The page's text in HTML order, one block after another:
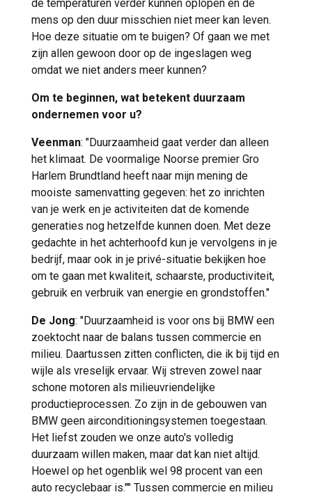
de temperaturen verder kunnen oplopen en de
mens op den duur misschien niet meer kan leven.
Hoe deze situatie om te buigen? Of gaan we met
zijn allen gewoon door op de ingeslagen weg
omdat we niet anders meer kunnen?
Om te beginnen, wat betekent duurzaam
ondernemen voor u?
Veenman: "Duurzaamheid gaat verder dan alleen
het klimaat. De voormalige Noorse premier Gro
Harlem Brundtland heeft naar mijn mening de
mooiste samenvatting gegeven: het zo inrichten
van je werk en je activiteiten dat de komende
generaties nog hetzelfde kunnen doen. Met deze
gedachte in het achterhoofd kun je vervolgens in je
bedrijf, maar ook in je privé-situatie bekijken hoe
om te gaan met kwaliteit, schaarste, productiviteit,
gebruik en verbruik van energie en grondstoffen."
De Jong: "Duurzaamheid is voor ons bij BMW een
zoektocht naar de balans tussen commercie en
milieu. Daartussen zitten conflicten, die ik bij tijd en
wijle als vreselijk ervaar. Wij streven zowel naar
schone motoren als milieuvriendelijke
productieprocessen. Zo zijn in de gebouwen van
BMW geen airconditioningsystemen toegestaan.
Het liefst zouden we onze auto's volledig
duurzaam willen maken, maar dat kan niet altijd.
Hoewel op het ogenblik wel 98 procent van een
auto recyclebaar is."" Tussen commercie en milieu